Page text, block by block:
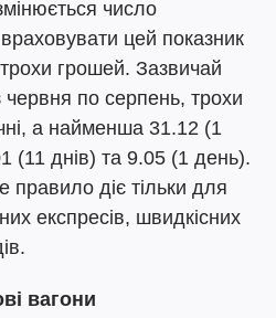
число
цей показник
грошей. Зазвичай
червня по серпень, трохи
а найменша 31.12 (1
(11 днів) та 9.05 (1 день).
правило діє тільки для
експресів, швидкісних
вагони